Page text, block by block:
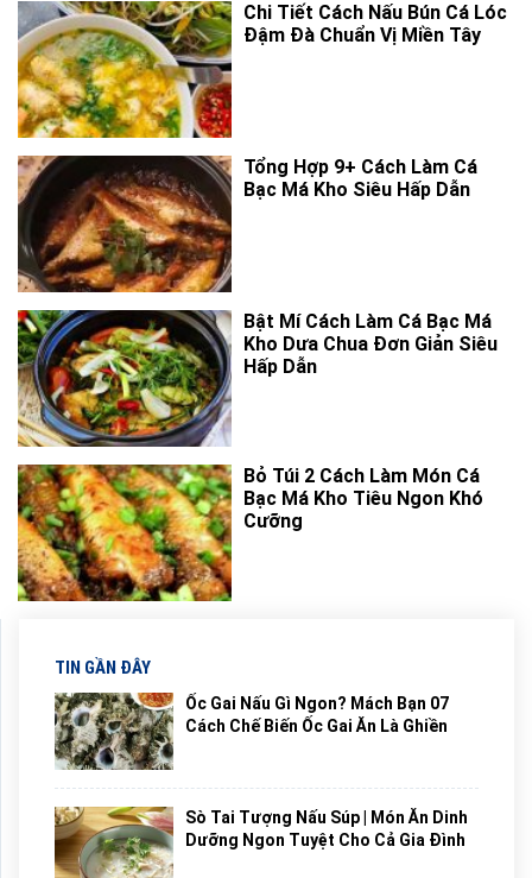
Chi Tiết Cách Nấu Bún Cá Lóc
Đậm Đà Chuẩn Vị Miền Tây
Tổng Hợp 9+ Cách Làm Cá
Bạc Má Kho Siêu Hấp Dẫn
Bật Mí Cách Làm Cá Bạc Má
Kho Dưa Chua Đơn Giản Siêu
Hấp Dẫn
Bỏ Túi 2 Cách Làm Món Cá
Bạc Má Kho Tiêu Ngon Khó
Cưỡng
TIN GẦN ĐÂY
Ốc Gai Nấu Gì Ngon? Mách Bạn 07
Cách Chế Biến Ốc Gai Ăn Là Ghiền
Sò Tai Tượng Nấu Súp | Món Ăn Dinh
Dưỡng Ngon Tuyệt Cho Cả Gia Đình